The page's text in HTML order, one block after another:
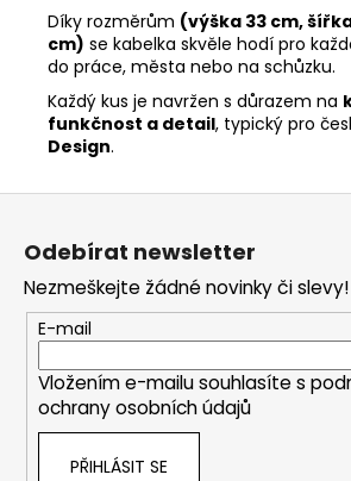
Díky rozměrům (výška 33 cm,
cm) se kabelka skvěle hodí pro
do práce, města nebo na schůzku.
Každý kus je navržen s důrazem na
funkčnost a detail, typický pro
Design.
Z
Odebírat newsletter
Nezmeškejte žádné novinky či slevy!
E-mail
Vložením e-mailu souhlasíte s
ochrany osobních údajů
PŘIHLÁSIT SE